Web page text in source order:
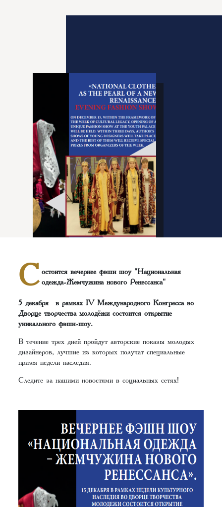
С остоится вечернее фэшн шоу "Национальная
одежда-Жемчужина нового Ренессанса"
5 декабря в рамках IV Международного Конгресса во
Дворце творчества молодёжи состоится открытие
уникального фэшн-шоу.
В течение трех дней пройдут авторские показы молодых
дизайнеров, лучшие из которых получат специальные
призы недели наследия.
Следите за нашими новостями в социальных сетях!